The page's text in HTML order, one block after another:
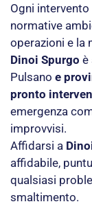
Ogni
normative
operazioni e la
Dinoi Spurgo è
Pulsano e
pronto
emergenza
improvvisi.
Affidarsi a
affidabile,
qualsiasi
smaltimento.